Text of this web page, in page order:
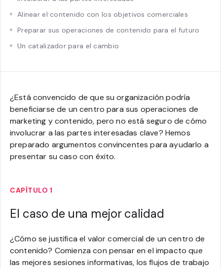
Alinear el contenido con los objetivos comerciales
Preparar sus operaciones de contenido para el futuro
Un catalizador para el cambio
¿Está convencido de que su organización podría
beneficiarse de un centro para sus operaciones de
marketing y contenido, pero no está seguro de cómo
involucrar a las partes interesadas clave? Hemos
preparado argumentos convincentes para ayudarlo a
presentar su caso con éxito.
CAPÍTULO 1
El caso de una mejor calidad
¿Cómo se justifica el valor comercial de un centro de
contenido? Comienza con pensar en el impacto que
las mejores sesiones informativas, los flujos de trabajo